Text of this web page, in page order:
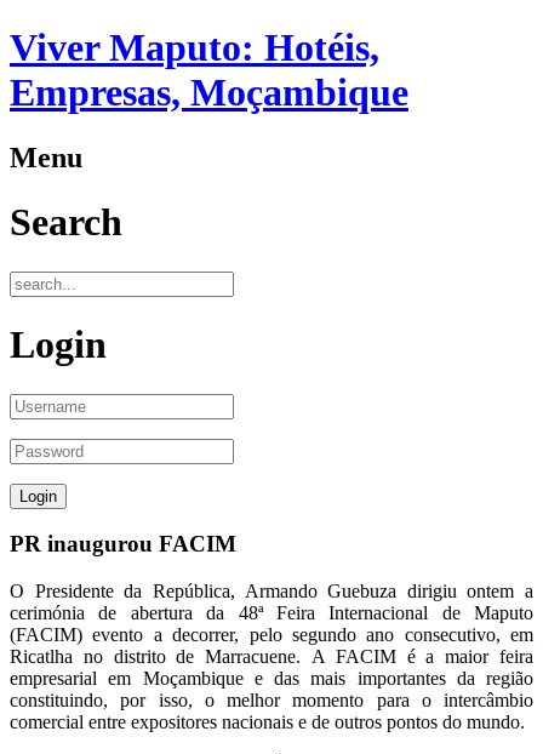
Viver Maputo: Hotéis,
Empresas, Moçambique
Menu
Search
Login
PR inaugurou FACIM
O Presidente da República, Armando Guebuza dirigiu ontem a
cerimónia de abertura da 48ª Feira Internacional de Maputo
(FACIM) evento a decorrer, pelo segundo ano consecutivo, em
Ricatlha no distrito de Marracuene. A FACIM é a maior feira
empresarial em Moçambique e das mais importantes da região
constituindo, por isso, o melhor momento para o intercâmbio
comercial entre expositores nacionais e de outros pontos do mundo.